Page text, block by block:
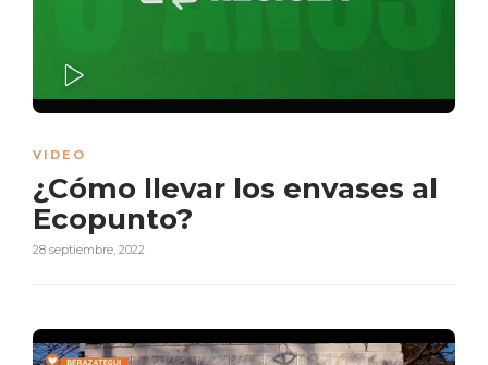
VIDEO
¿Cómo llevar los envases al
Ecopunto?
28 septiembre, 2022